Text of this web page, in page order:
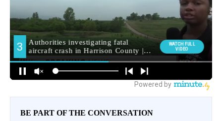
BE PART OF THE CONVERSATION